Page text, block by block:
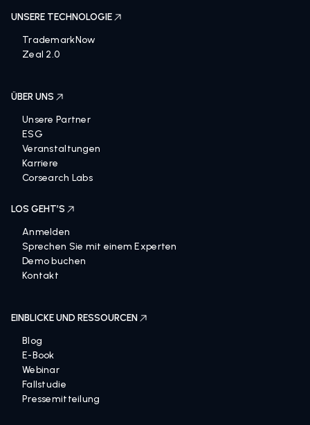
UNSERE TECHNOLOGIE
TrademarkNow
Zeal 2.0
ÜBER UNS
Unsere Partner
ESG
Veranstaltungen
Karriere
Corsearch Labs
LOS GEHT’S
Anmelden
Sprechen Sie mit einem Experten
Demo buchen
Kontakt
EINBLICKE UND RESSOURCEN
Blog
E-Book
Webinar
Fallstudie
Pressemitteilung